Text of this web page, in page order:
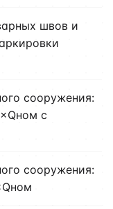
швов и
сооружения:
с
сооружения: